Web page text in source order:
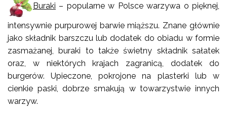
Buraki – popularne w Polsce warzywa o pięknej,
intensywnie purpurowej barwie miąższu. Znane głównie
jako składnik barszczu lub dodatek do obiadu w formie
zasmażanej, buraki to także świetny składnik sałatek
oraz, w niektórych krajach zagranicą, dodatek do
burgerów. Upieczone, pokrojone na plasterki lub w
cienkie paski, dobrze smakują w towarzystwie innych
warzyw.